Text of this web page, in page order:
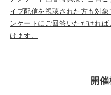
イブ配信を視聴された方も対
ンケートにご回答いただけれ
けます。
開